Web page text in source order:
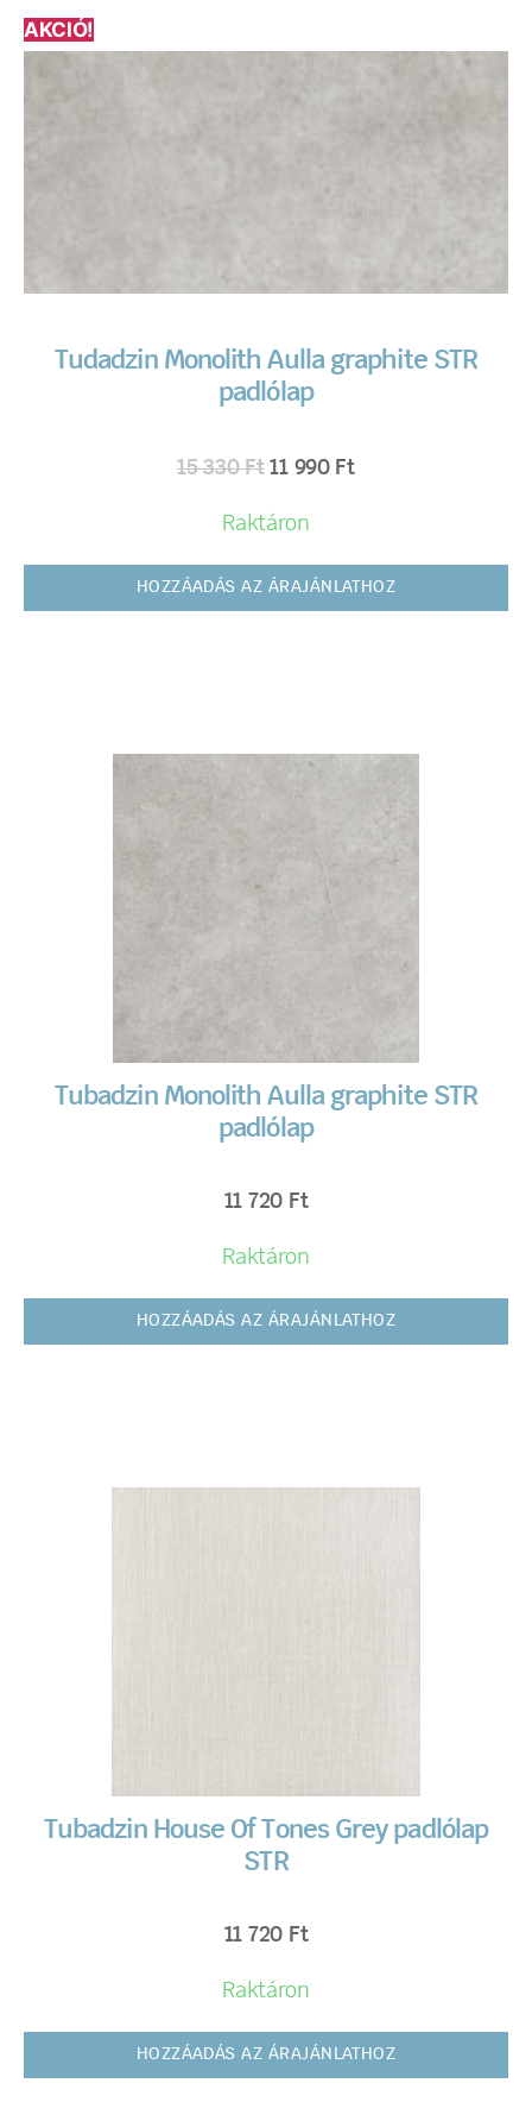
AKCIÓ!
Tudadzin Monolith Aulla graphite STR
padlólap
15 330Ft 11 990 Ft
Raktáron
HOZZÁADÁS AZ ÁRAJÁNLATHOZ
Tubadzin Monolith Aulla graphite STR
padlólap
11 720 Ft
Raktáron
HOZZÁADÁS AZ ÁRAJÁNLATHOZ
Tubadzin House Of Tones Grey padlólap
STR
11 720 Ft
Raktáron
HOZZÁADÁS AZ ÁRAJÁNLATHOZ